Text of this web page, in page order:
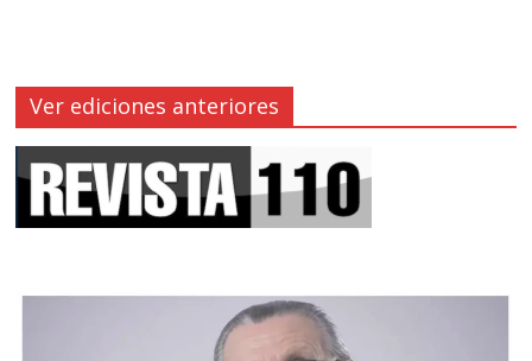
Ver ediciones anteriores